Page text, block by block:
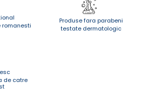
romanesti
Produse fara parabeni
testate dermatologic
de catre